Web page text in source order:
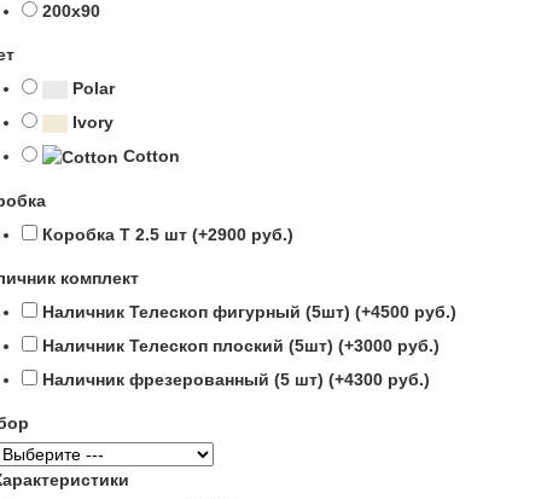
200х90
Polar
Ivory
Cotton
Коробка Т 2.5 шт (+2900 руб.)
комплект
Наличник Телескоп фигурный (5шт) (+4500 руб.)
Наличник Телескоп плоский (5шт) (+3000 руб.)
Наличник фрезерованный (5 шт) (+4300 руб.)